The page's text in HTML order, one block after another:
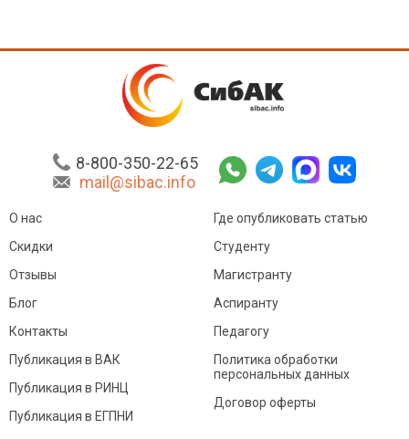
8-800-350-22-65
mail@sibac.info
О нас
Скидки
Отзывы
Блог
Контакты
Где опубликовать статью
Студенту
Магистранту
Аспиранту
Педагогу
Публикация в ВАК
Публикация в РИНЦ
Публикация в ЕГПНИ
Политика обработки
персональных данных
Договор оферты